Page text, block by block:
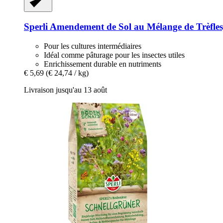
Sperli Amendement de Sol au Mélange de
Pour les cultures intermédiaires
Idéal comme pâturage pour les insectes utiles
Enrichissement durable en nutriments
€ 5,69 (€ 24,74 / kg)
Livraison jusqu'au 13 août